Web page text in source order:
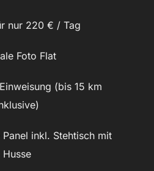
nur 220 € / Tag
Foto Flat
(bis 15 km
inkl. Stehtisch mit
Husse